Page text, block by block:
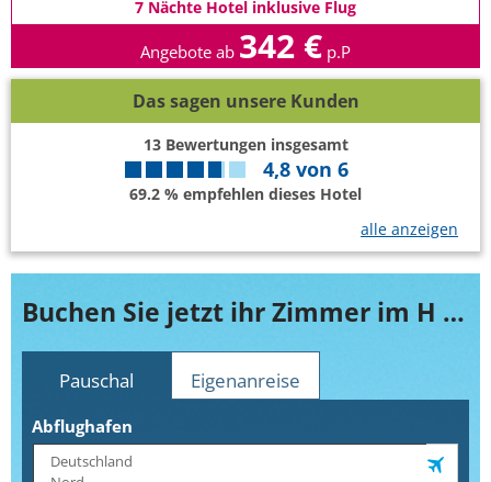
7 Nächte Hotel inklusive Flug
Angebote ab 342 € p.P
Das sagen unsere Kunden
13Bewertungen insgesamt
4,8 von 6
69.2 % empfehlen dieses Hotel
alle anzeigen
Buchen Sie jetzt ihr Zimmer im H TOP Cartago Nova
Pauschal Eigenanreise
Abflughafen